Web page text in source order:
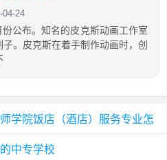
04-24
公布。知名的皮克斯动画工作室
。皮克斯在着手制作动画时，创
学院饭店（酒店）服务专业怎
中专学校